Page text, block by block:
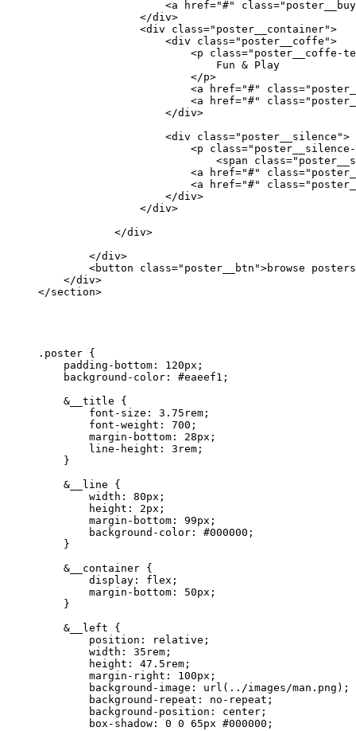
<a href="#"
                </div>
                <div class="poster__container">
                    <div class="poster__coffe">
<p class="poster__coffe-
                            Fun & Play
                        </p>
<a href="#"
<a href="#"
                    </div>
                    <div class="poster__silence">
<p
<span
<a href="#"
<a href="#"
                    </div>
                </div>
            </div>
        </div>
<button class="poster__btn">browse
    </div>
</section>
.poster {
    padding-bottom: 120px;
    background-color: #eaeef1;
    &__title {
        font-size: 3.75rem;
        font-weight: 700;
        margin-bottom: 28px;
        line-height: 3rem;
    }
    &__line {
        width: 80px;
        height: 2px;
        margin-bottom: 99px;
        background-color: #000000;
    }
    &__container {
        display: flex;
        margin-bottom: 50px;
    }
    &__left {
        position: relative;
        width: 35rem;
        height: 47.5rem;
        margin-right: 100px;
        background-image: url(../images/man.png);
        background-repeat: no-repeat;
        background-position: center;
        box-shadow: 0 0 65px #000000;